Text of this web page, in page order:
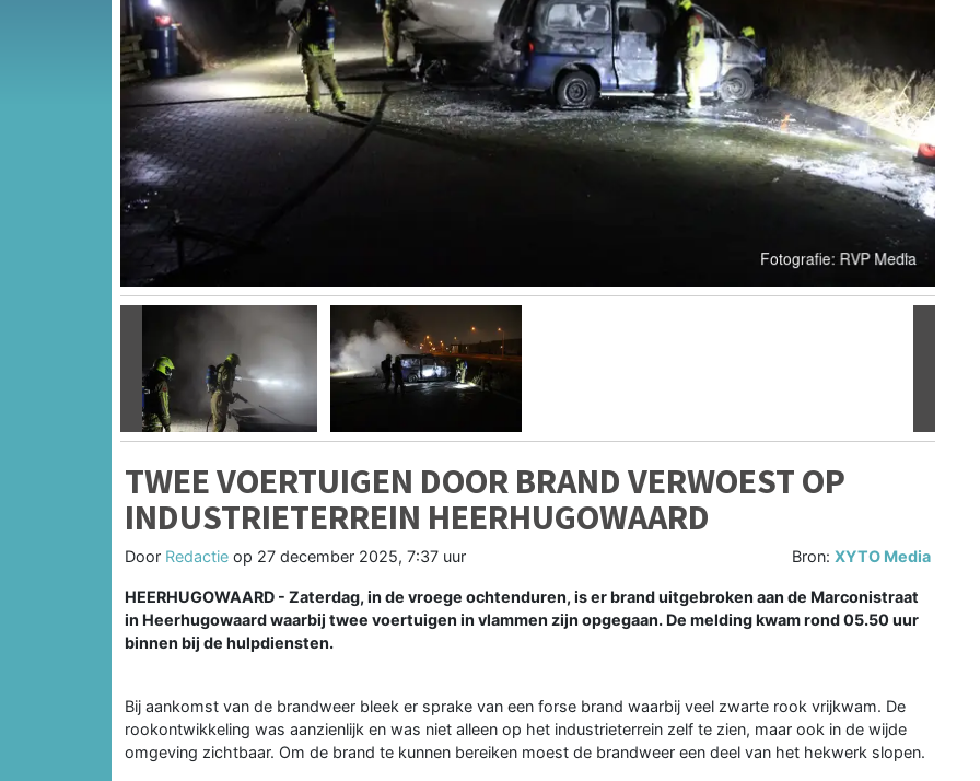
Vorige
TWEE VOERTUIGEN DOOR BRAND VERWOEST OP
INDUSTRIETERREIN HEERHUGOWAARD
Door Redactie op 27 december 2025, 7:37 uur Bron:XYTO Media
HEERHUGOWAARD - Zaterdag, in de vroege ochtenduren, is er brand uitgebroken aan de Marconistraat
in Heerhugowaard waarbij twee voertuigen in vlammen zijn opgegaan. De melding kwam rond 05.50 uur
binnen bij de hulpdiensten.
Bij aankomst van de brandweer bleek er sprake van een forse brand waarbij veel zwarte rook vrijkwam. De
rookontwikkeling was aanzienlijk en was niet alleen op het industrieterrein zelf te zien, maar ook in de wijde
omgeving zichtbaar. Om de brand te kunnen bereiken moest de brandweer een deel van het hekwerk slopen.